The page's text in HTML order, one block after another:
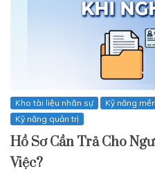
Kho tài liệu nhân sự Kỹ năng
Kỹ năng quản trị
Hồ Sơ Cần Trả Cho
Việc?